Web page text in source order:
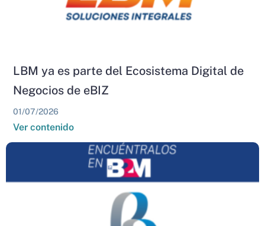
LBM ya es parte del Ecosistema Digital de
Negocios de eBIZ
01/07/2026
Ver contenido